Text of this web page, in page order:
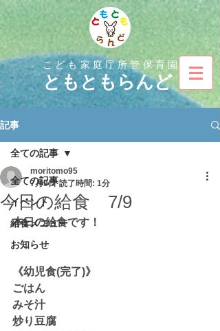
こども家庭庁所管保育園
ともともらんど
記事
全ての記事
イベント
給食メニュー
お知らせ
全ての記事
今日の給食 7/9
moritomo95
7月9日 読了時間: 1分
本日の給食です！
《幼児食(完了)》
ごはん
みそ汁
炒り豆腐